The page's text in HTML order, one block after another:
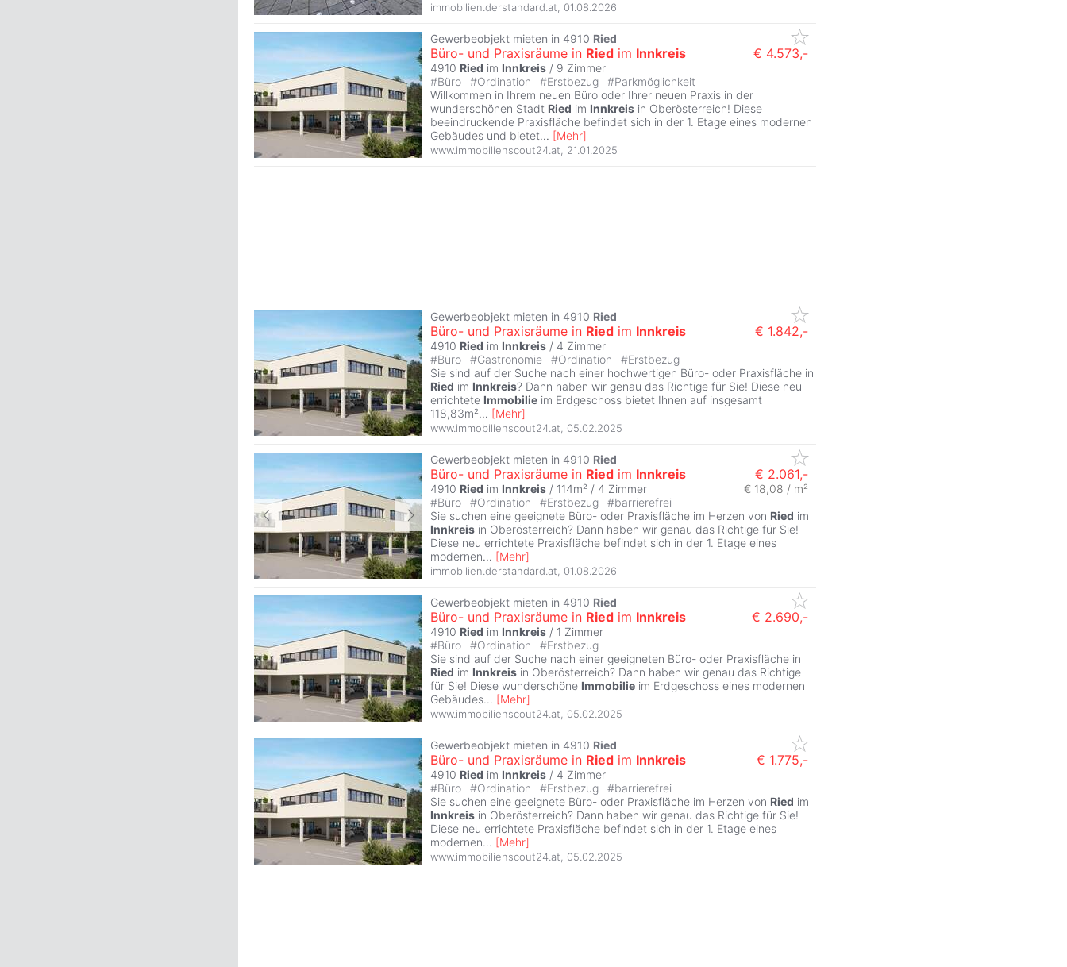
immobilien.derstandard.at 01.08.2026
Gewerbeobjekt mieten in 4910 Ried
Büro- und Praxisräume in Ried im Innkreis € 4.573,-
4910 Ried im Innkreis / 9 Zimmer
#Büro #Ordination #Erstbezug #Parkmöglichkeit
Willkommen in Ihrem neuen Büro oder Ihrer neuen Praxis in der
wunderschönen Stadt Ried im Innkreis in Oberösterreich! Diese
beeindruckende Praxisfläche befindet sich in der 1. Etage eines modernen
Gebäudes und bietet... [Mehr]
www.immobilienscout24.at 21.01.2025
Gewerbeobjekt mieten in 4910 Ried
Büro- und Praxisräume in Ried im Innkreis € 1.842,-
4910 Ried im Innkreis / 4 Zimmer
#Büro #Gastronomie #Ordination #Erstbezug
Sie sind auf der Suche nach einer hochwertigen Büro- oder Praxisfläche in
Ried im Innkreis? Dann haben wir genau das Richtige für Sie! Diese neu
errichtete Immobilie im Erdgeschoss bietet Ihnen auf insgesamt
118,83m²... [Mehr]
www.immobilienscout24.at 05.02.2025
Gewerbeobjekt mieten in 4910 Ried
Büro- und Praxisräume in Ried im Innkreis € 2.061,-
4910 Ried im Innkreis / 114m² / 4 Zimmer € 18,08 / m²
#Büro #Ordination #Erstbezug #barrierefrei
Sie suchen eine geeignete Büro- oder Praxisfläche im Herzen von Ried im
Innkreis in Oberösterreich? Dann haben wir genau das Richtige für Sie!
Diese neu errichtete Praxisfläche befindet sich in der 1. Etage eines
modernen... [Mehr]
immobilien.derstandard.at 01.08.2026
Gewerbeobjekt mieten in 4910 Ried
Büro- und Praxisräume in Ried im Innkreis € 2.690,-
4910 Ried im Innkreis / 1 Zimmer
#Büro #Ordination #Erstbezug
Sie sind auf der Suche nach einer geeigneten Büro- oder Praxisfläche in
Ried im Innkreis in Oberösterreich? Dann haben wir genau das Richtige
für Sie! Diese wunderschöne Immobilie im Erdgeschoss eines modernen
Gebäudes... [Mehr]
www.immobilienscout24.at 05.02.2025
Gewerbeobjekt mieten in 4910 Ried
Büro- und Praxisräume in Ried im Innkreis € 1.775,-
4910 Ried im Innkreis / 4 Zimmer
#Büro #Ordination #Erstbezug #barrierefrei
Sie suchen eine geeignete Büro- oder Praxisfläche im Herzen von Ried im
Innkreis in Oberösterreich? Dann haben wir genau das Richtige für Sie!
Diese neu errichtete Praxisfläche befindet sich in der 1. Etage eines
modernen... [Mehr]
www.immobilienscout24.at 05.02.2025